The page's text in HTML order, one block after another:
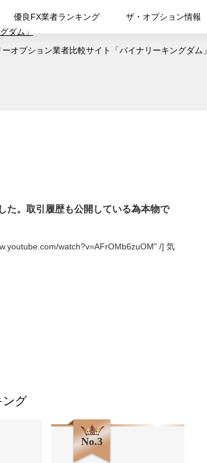
優良FX業者ランキング ザ・オプション情報
オプション業者比較サイト「バイナリーキングダム」
た。取引履歴も公開している為本物で
watch?v=AFrOMb6zuOM" /] 気
ング
No.3